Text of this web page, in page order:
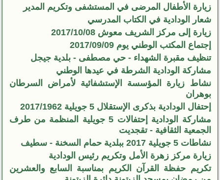
زيارة الأطفال المرضى في المستشفى وتكريم المدير
شعار الودادية في الكتاب المدرسي
زيارة إلى مركز الشريف معوش 2017/10/08
إجتماع المكتب الوطني يوم 2017/09/09
تنظيف مقبرة الشهداء - حي مصطفى - بلدية جيجل
مشاركة الودادية الشرطة في عيدها الوطني
نشاط زيارة المؤسسة الإستشفائية لأمراض السرطان
بوهران
إحتفال الودادية بذكرى الإستقلال 5 جويلية 2017/1962
مشاركة الودادية إحتفالات 5 جويلية المنظمة من طرف
الجمعية الثقافية - تقجديت
نشاطات 5 جويلية 2017 ببلدية حمام السخنة - سطيف
زيارة مركز زهرة الأمل وتكريم رئيس الودادية
تكريم حفظة القرآن الكريم بمناسبة السابع والعشرين